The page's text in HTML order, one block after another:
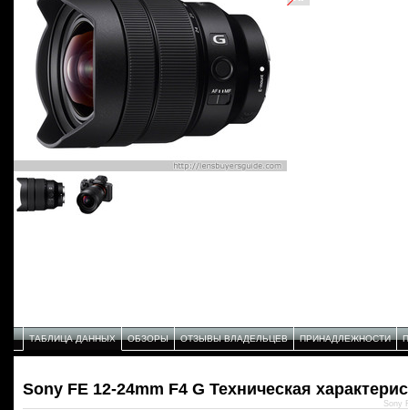
ТАБЛИЦА ДАННЫХ ОБЗОРЫ ОТЗЫВЫ ВЛАДЕЛЬЦЕВ ПРИНАДЛЕЖНОСТИ
Sony FE 12-24mm F4 G Техническая
Sony